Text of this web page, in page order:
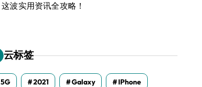
这波实用资讯全攻略！
云标签
5G 2021 Galaxy IPhone